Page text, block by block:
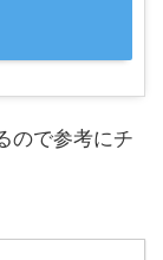
ので参考にチ